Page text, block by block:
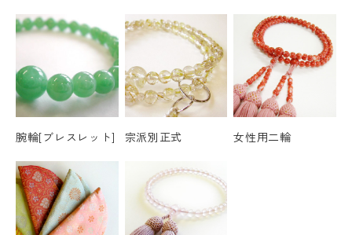
腕輪[ブレスレット] 宗派別正式 女性用二輪